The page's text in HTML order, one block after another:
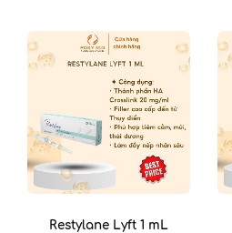
Restylane Lyft 1 mL